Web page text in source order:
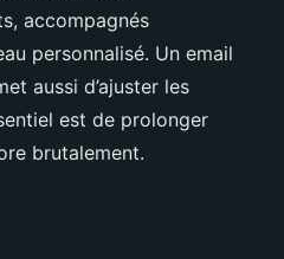
accompagnés
personnalisé. Un email
aussi d’ajuster les
est de prolonger
brutalement.